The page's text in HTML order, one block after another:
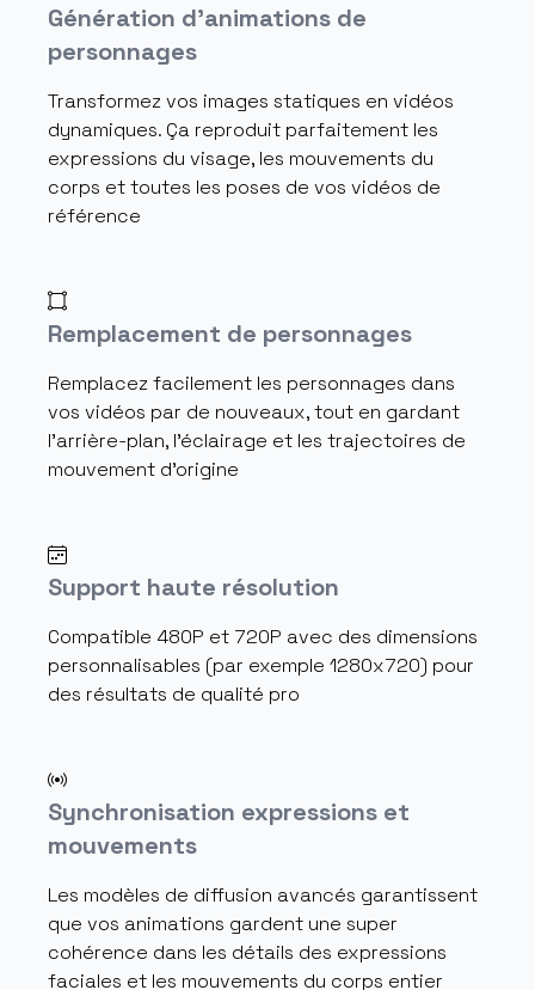
Génération d'animations de
personnages
Transformez vos images statiques en vidéos
dynamiques. Ça reproduit parfaitement les
expressions du visage, les mouvements du
corps et toutes les poses de vos vidéos de
référence
Remplacement de personnages
Remplacez facilement les personnages dans
vos vidéos par de nouveaux, tout en gardant
l'arrière-plan, l'éclairage et les trajectoires de
mouvement d'origine
Support haute résolution
Compatible 480P et 720P avec des dimensions
personnalisables (par exemple 1280x720) pour
des résultats de qualité pro
Synchronisation expressions et
mouvements
Les modèles de diffusion avancés garantissent
que vos animations gardent une super
cohérence dans les détails des expressions
faciales et les mouvements du corps entier